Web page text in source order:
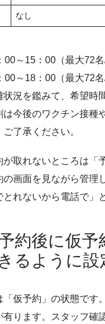
なし
～15：00（最大72名/
～18：00（最大72名/
況を鑑みて、希望時
今後のワクチン接種
了承ください。
取れないところは「
の画面を見ながら管理
れないから電話で」
約後に仮予
るように設
仮予約」の状態です
有ります。スタッフ確